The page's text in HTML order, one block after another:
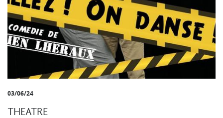
03/06/24
THEATRE